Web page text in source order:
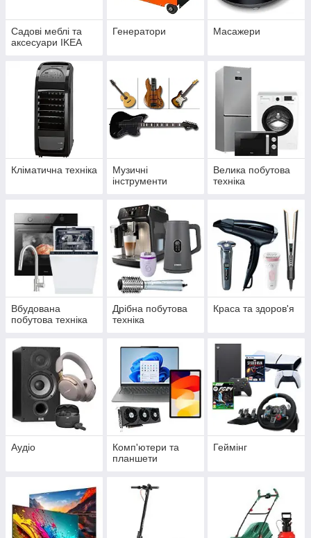
Садові меблі та
аксесуари IKEA
Генератори Масажери
Кліматична техніка
Музичні
інструменти
Велика побутова
техніка
Вбудована
побутова техніка
Дрібна побутова
техніка
Краса та здоров'я
Аудіо
Комп'ютери та
планшети
Геймінг